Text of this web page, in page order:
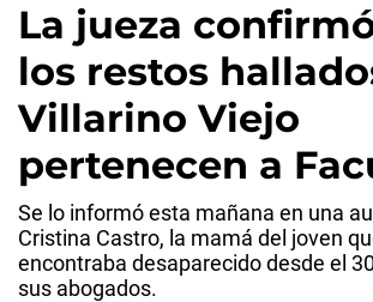
La jueza
los restos
Villarino Viejo
pertenecen a
Se lo informó esta mañana en una
Cristina Castro, la mamá del joven
encontraba desaparecido desde el
sus abogados.